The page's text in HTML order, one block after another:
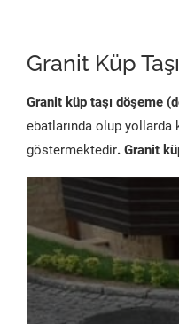
Granit Küp
Granit küp taşı döşeme
ebatlarında olup yollarda
göstermektedir. Granit